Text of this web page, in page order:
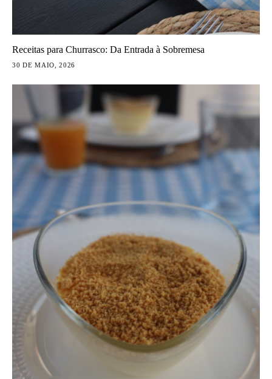
Receitas para Churrasco: Da Entrada à Sobremesa
30 DE MAIO, 2026